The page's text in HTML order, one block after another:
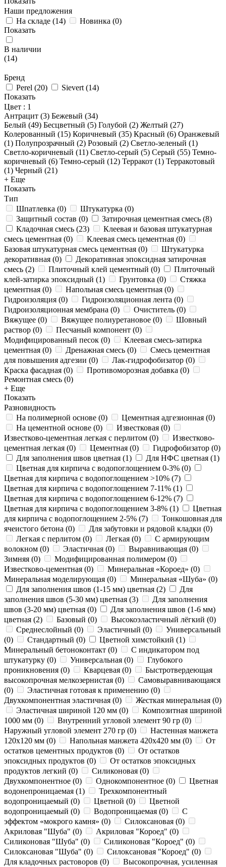
Наши предложения
На складе (14) Новинка (0)
Показать
В наличии
(14)
Бренд
Perel (20) Sievert (14)
Показать
Цвет : 1
Антрацит (3) Бежевый (34)
Белый (49) Бесцветный (5) Голубой (2) Желтый (27)
Колерованный (15) Коричневый (35) Красный (6) Оранжевый
(1) Полупрозрачный (2) Розовый (2) Светло-зеленый (1)
Светло-коричневый (11) Светло-серый (5) Серый (55) Темно-
коричневый (6) Темно-серый (12) Терракот (1) Терракотовый
(1) Черный (21)
+ Еще
Показать
Тип
Шпатлевка (0) Штукатурка (0)
Защитный состав (0) Затирочная цементная смесь (8)
Кладочная смесь (23)
Клеевая и базовая штукатурная
смесь цементная (0) Клеевая смесь цементная (0)
Базовая штукатурная смесь цементная (0)
Штукатурка
декоративная (0)
Декоративная эпоксидная затирочная
смесь (2) Плиточный клей цементный (0)
Плиточный
клей-затирка эпоксидный (1) Грунтовка (0)
Стяжка
цементная (0) Напольная смесь цементная (0)
Гидроизоляция (0) Гидроизоляционная лента (0)
Гидроизоляционная мембрана (0) Очиститель (0)
Вяжущее (0) Вяжущее полиуретановое (0)
Шовный
раствор (0) Песчаный компонент (0)
Модифицированный песок (0)
Клеевая смесь-затирка
цементная (0) Дренажная смесь (0)
Смесь цементная
для повышения адгезии (0) Лак-гидрофобизатор (0)
Краска фасадная (0) Противоморозная добавка (0)
Ремонтная смесь (0)
+ Еще
Показать
Разновидность
На полимерной основе (0) Цементная адгезионная (0)
На цементной основе (0) Известковая (0)
Известково-цементная легкая с перлитом (0)
Известково-
цементная легкая (0) Цементная (0) Гидрофобизатор (0)
Для заполнения швов цветная (1) Для НФС цветная (1)
Цветная для кирпича с водопоглощением 0-3% (0)
Цветная для кирпича с водопоглощением >10% (7)
Цветная для кирпича с водопоглощением 7-11% (1)
Цветная для кирпича с водопоглощением 6-12% (7)
Цветная для кирпича с водопоглощением 3-8% (1)
Цветная
для кирпича с водопоглощением 2-5% (7)
Тонкошовная для
ячеистого бетона (0) Для забутовки и рядовой кладки (0)
Легкая с перлитом (0) Легкая (0)
С армирующим
волокном (0) Эластичная (0) Выравнивающая (0)
Зимняя (0) Модифицированная полимером (0)
Известково-цементная (0) Минеральная «Короед» (0)
Минеральная моделирующая (0) Минеральная «Шуба» (0)
Для заполнения швов (1-15 мм) цветная (2)
Для
заполнения швов (5-30 мм) цветная (3)
Для заполнения
швов (3-20 мм) цветная (0)
Для заполнения швов (1-6 мм)
цветная (2) Базовый (0) Высокоэластичный лёгкий (0)
Среднеслойный (0) Эластичный (0)
Универсальный
(0) Стандартный (0) Цветной химстойкий (1)
Минеральный бетоноконтакт (0)
С индикатором под
штукатурку (0) Универсальная (0)
Глубокого
проникновения (0) Кварцевая (0)
Быстротвердеющая
высокопрочная мелкозернистая (0)
Самовыравнивающаяся
(0) Эластичная готовая к применению (0)
Двухкомпонентная эластичная (0) Жесткая минеральная (0)
Эластичная шириной 120 мм (0)
Композитная шириной
1000 мм (0) Внутренний угловой элемент 90 гр (0)
Наружный угловой элемент 270 гр (0)
Настенная манжета
120х120 мм (0) Напольная манжета 420х420 мм (0)
От
остатков цементных продуктов (0)
От остатков
эпоксидных продуктов (0)
От остатков эпоксидных
продуктов легкий (0) Силиконовая (0)
Двухкомпонентное (0) Однокомпонентное (0)
Цветная
водонепроницаемая (1)
Трехкомпонентный
водопроницаемый (0) Цветной (0)
Цветной
водопроницаемый (0) Водопроницаемая (0)
С
эффектом «мокрого камня» (0) Силоксановая (0)
Акриловая "Шуба" (0) Акриловая "Короед" (0)
Силиконовая "Шуба" (0) Силиконовая "Короед" (0)
Силоксановая "Шуба" (0) Силоксановая "Короед" (0)
Для кладочных растоворов (0)
Высокопрочная, усиленная